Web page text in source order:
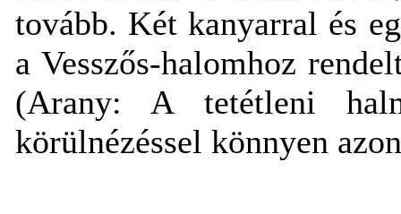
tovább. Két kanyarral és
a Vesszős-halomhoz
(Arany: A tetétleni
körülnézéssel könnyen